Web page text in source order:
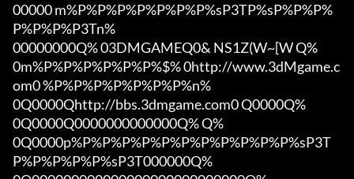
00000 m%P%P%P%P%P%P%P%sP3TP%sP%P%P%
P%P%P%P3Tn%
00000000Q% 03DMGAMEQ0& NS1Z(W~[W Q%
0m%P%P%P%P%P%P%$% 0http://www.3dMgame.c
om0 %P%P%P%P%P%P%P%n%
0Q0000Qhttp://bbs.3dmgame.com0 Q0000Q%
0Q0000Q0000000000000Q% Q%
0Q0000p%P%P%P%P%P%P%P%P%P%P%P%sP3T
P%P%P%P%P%sP3T000000Q%